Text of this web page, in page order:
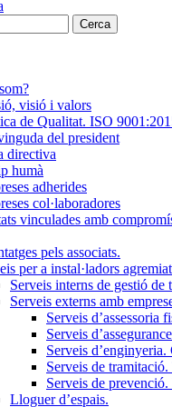
visió i valors
de Qualitat. ISO
del president
directiva
humà
adherides
col·laboradores
vinculades amb
pels associats.
per a instal·ladors
Serveis interns de gestió de
Serveis externs amb
Serveis
Serveis
Serveis
Serveis de
Serveis de
Lloguer d’espais.